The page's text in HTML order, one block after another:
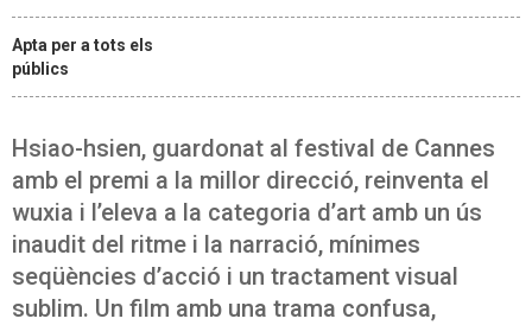
Apta per a tots els
públics
Hsiao-hsien, guardonat al festival de Cannes
amb el premi a la millor direcció, reinventa el
wuxia i l’eleva a la categoria d’art amb un ús
inaudit del ritme i la narració, mínimes
seqüències d’acció i un tractament visual
sublim. Un film amb una trama confusa,